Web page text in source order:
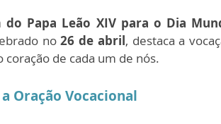
do Papa Leão XIV para o Dia
no26 de abril, destaca a
de cada um de nós.
Oração Vocacional